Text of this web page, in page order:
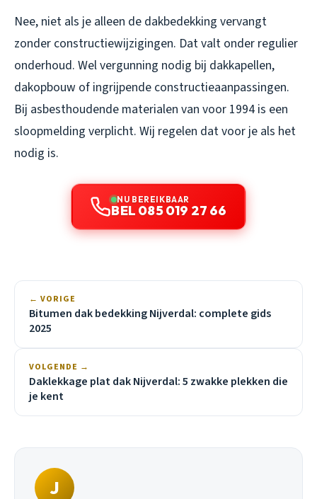
Nee, niet als je alleen de dakbedekking vervangt
zonder constructiewijzigingen. Dat valt onder regulier
onderhoud. Wel vergunning nodig bij dakkapellen,
dakopbouw of ingrijpende constructieaanpassingen.
Bij asbesthoudende materialen van voor 1994 is een
sloopmelding verplicht. Wij regelen dat voor je als het
nodig is.
NU BEREIKBAAR
BEL 085 019 27 66
← VORIGE
Bitumen dak bedekking Nijverdal: complete gids
2025
VOLGENDE →
Daklekkage plat dak Nijverdal: 5 zwakke plekken die
je kent
J